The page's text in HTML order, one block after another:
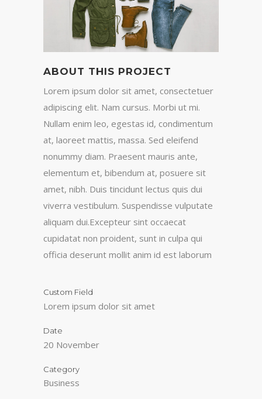
ABOUT THIS PROJECT
Lorem ipsum dolor sit amet, consectetuer
adipiscing elit. Nam cursus. Morbi ut mi.
Nullam enim leo, egestas id, condimentum
at, laoreet mattis, massa. Sed eleifend
nonummy diam. Praesent mauris ante,
elementum et, bibendum at, posuere sit
amet, nibh. Duis tincidunt lectus quis dui
viverra vestibulum. Suspendisse vulputate
aliquam dui.Excepteur sint occaecat
cupidatat non proident, sunt in culpa qui
officia deserunt mollit anim id est laborum
Custom Field
Lorem ipsum dolor sit amet
Date
20 November
Category
Business